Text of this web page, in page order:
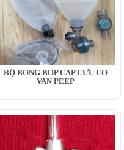
BỘ BÓNG BÓP CẤP CỨU CÓ
VAN PEEP